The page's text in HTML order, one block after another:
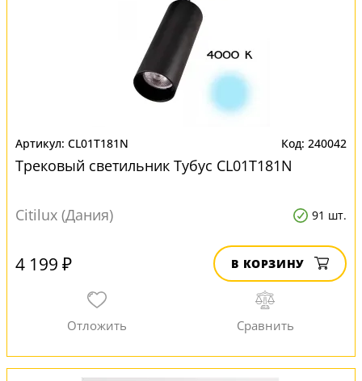
CL01T181N 240042
Трековый светильник Тубус CL01T181N
Citilux (Дания) 91 шт.
4 199 ₽ В КОРЗИНУ